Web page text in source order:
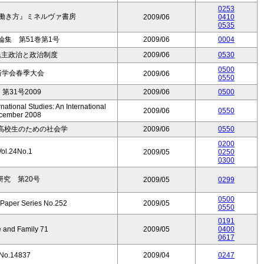
き方』ミネルヴァ書房 2009/06
0253
0410
0535
集 第51巻第1号
2009/06
0004
政治と政治制度
2009/06 0530
会春季大会 2009/06
0500
0550
31号2009
2009/06
0500
Studies: An International
2008
2009/06 0550
校生のための社会学 2009/06 0550
2009/05
0200
0250
0300
究 第20号 2009/05 0299
Series No.252 2009/05
0500
0550
and Family 71 2009/05
0191
0400
0617
2009/04 0247